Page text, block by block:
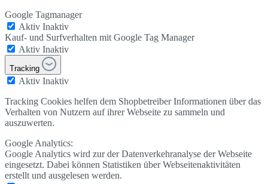
Google Tagmanager
Aktiv Inaktiv
Kauf- und Surfverhalten mit Google Tag Manager
Aktiv Inaktiv
Tracking
Aktiv Inaktiv
Tracking Cookies helfen dem Shopbetreiber Informationen über das
Verhalten von Nutzern auf ihrer Webseite zu sammeln und
auszuwerten.
Google Analytics:
Google Analytics wird zur der Datenverkehranalyse der Webseite
eingesetzt. Dabei können Statistiken über Webseitenaktivitäten
erstellt und ausgelesen werden.